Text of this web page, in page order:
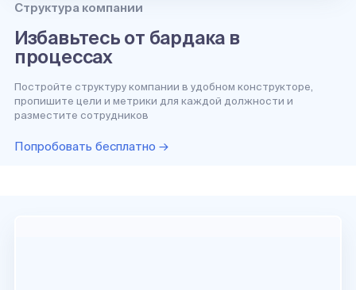
Структура компании
Избавьтесь от бардака в
процессах
Постройте структуру компании в удобном конструкторе,
пропишите цели и метрики для каждой должности и
разместите сотрудников
Попробовать бесплатно →